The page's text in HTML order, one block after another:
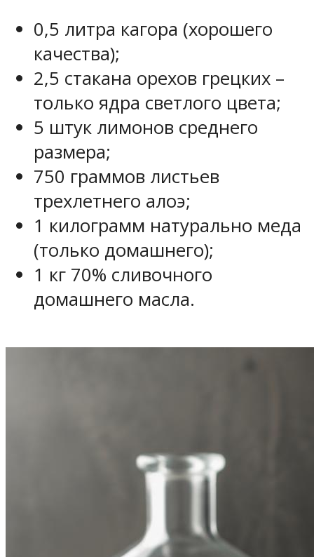
0,5 литра кагора (хорошего
качества);
2,5 стакана орехов грецких –
только ядра светлого цвета;
5 штук лимонов среднего
размера;
750 граммов листьев
трехлетнего алоэ;
1 килограмм натурально меда
(только домашнего);
1 кг 70% сливочного
домашнего масла.